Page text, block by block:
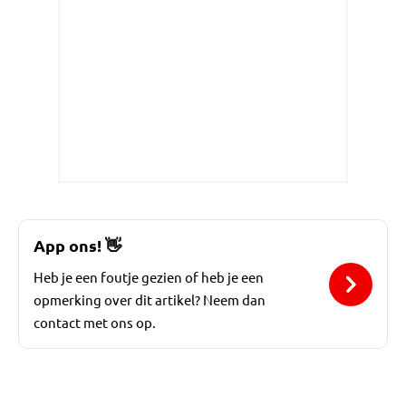
App ons!👋
Heb je een foutje gezien of heb je een
opmerking over dit artikel? Neem dan
contact met ons op.